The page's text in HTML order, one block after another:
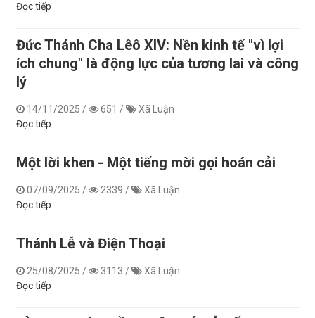
Đọc tiếp
Đức Thánh Cha Lêô XIV: Nền kinh tế "vì lợi
ích chung" là động lực của tương lai và công
lý
14/11/2025 / 651 /
Xã Luận
Đọc tiếp
Một lời khen - Một tiếng mời gọi hoán cải
07/09/2025 / 2339 /
Xã Luận
Đọc tiếp
Thánh Lễ và Điện Thoại
25/08/2025 / 3113 /
Xã Luận
Đọc tiếp